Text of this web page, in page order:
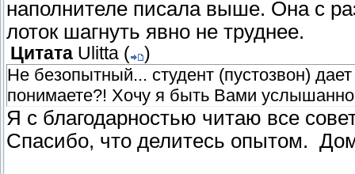
наполнителе писала выше. Она с
лоток шагнуть явно не труднее.
Цитата Ulitta (
)
Не безопытный... студент (пустозвон)
понимаете?! Хочу я быть Вами
Я с благодарностью читаю все
Спасибо, что делитесь опытом.